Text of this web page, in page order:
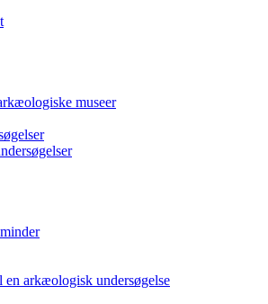
museer
arkæologisk undersøgelse